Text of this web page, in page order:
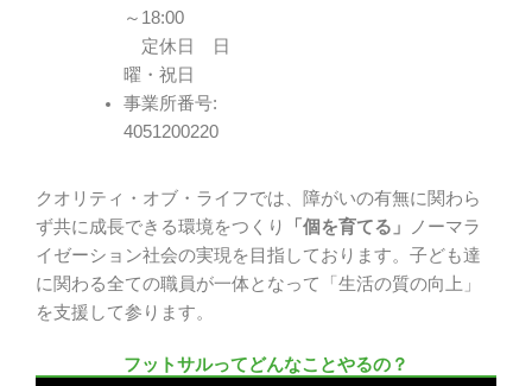
～18:00
定休日 日
曜・祝日
事業所番号:
4051200220
クオリティ・オブ・ライフでは、障がいの有無に関わら
ず共に成長できる環境をつくり
「個を育てる」
ノーマラ
イゼーション社会の実現を目指しております。子ども達
に関わる全ての職員が一体となって「生活の質の向上」
を支援して参ります。
フットサルってどんなことやるの？